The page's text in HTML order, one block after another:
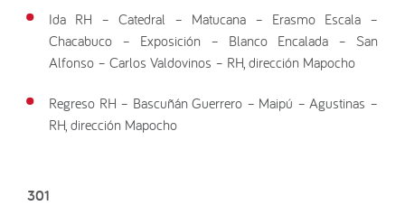
Ida RH – Catedral – Matucana – Erasmo Escala –
Chacabuco – Exposición – Blanco Encalada – San
Alfonso – Carlos Valdovinos – RH, dirección Mapocho
Regreso RH – Bascuñán Guerrero – Maipú – Agustinas –
RH, dirección Mapocho
301